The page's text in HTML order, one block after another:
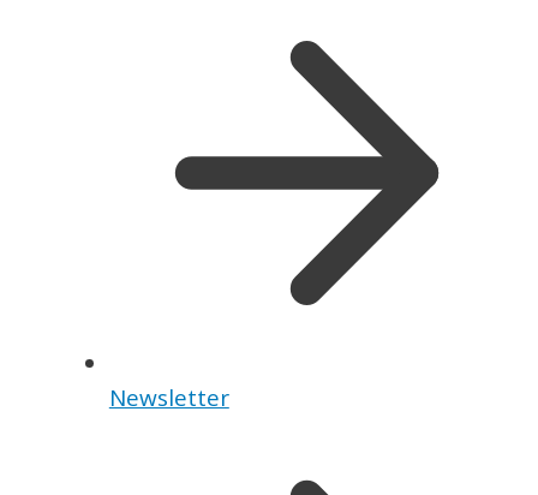
Newsletter